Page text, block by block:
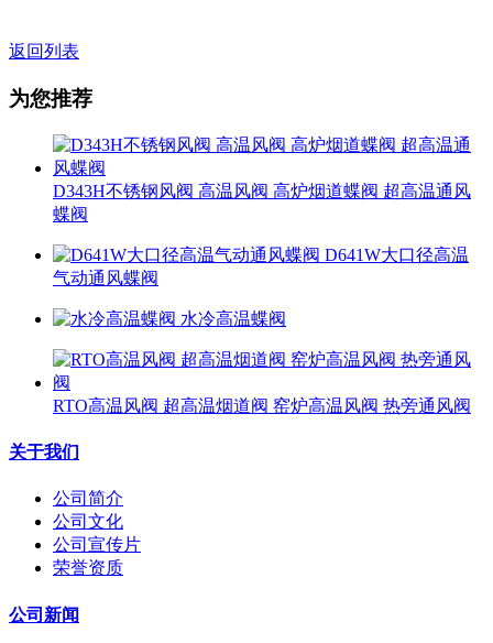
返回列表
为您推荐
D343H不锈钢风阀 高温风阀 高炉烟道蝶阀 超高温通风
蝶阀
D641W大口径高温
气动通风蝶阀
水冷高温蝶阀
RTO高温风阀 超高温烟道阀 窑炉高温风阀 热旁通风阀
关于我们
公司简介
公司文化
公司宣传片
荣誉资质
公司新闻